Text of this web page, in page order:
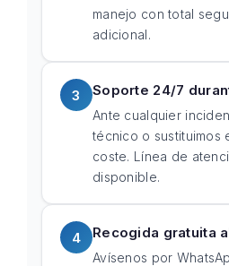
manejo con total
adicional.
3 Soporte 24/7
Ante cualquier
técnico o sustituimos
coste. Línea de
disponible.
4 Recogida gratuita
Avísenos por